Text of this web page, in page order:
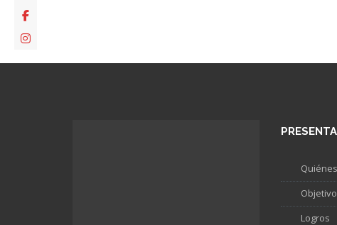
Logros